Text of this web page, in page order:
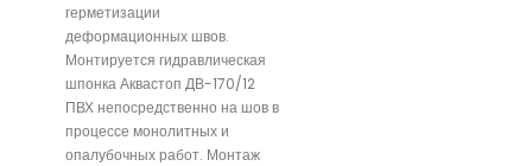
герметизации
деформационных швов.
Монтируется гидравлическая
шпонка Аквастоп ДВ-170/12
ПВХ непосредственно на шов в
процессе монолитных и
опалубочных работ. Монтаж